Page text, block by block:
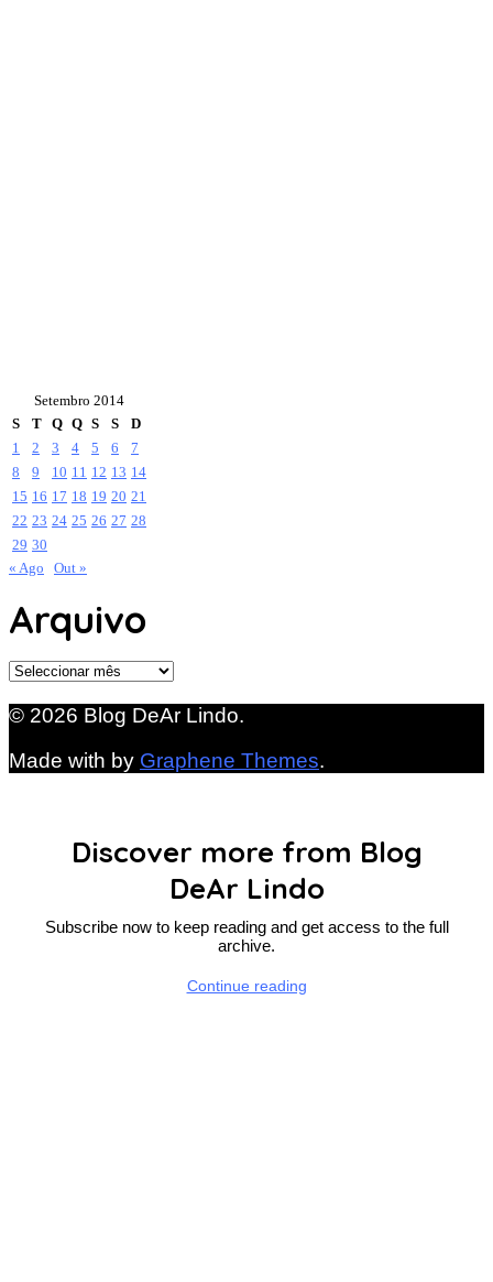
Setembro 2014
S
T Q Q S S
D
1
2 3 4 5 6
7
8
9 10 11 12 13 14
15 16 17 18 19 20 21
22 23 24 25 26 27 28
29 30
« Ago
Out »
Arquivo
Arquivo
© 2026 Blog DeAr Lindo.
Made with by Graphene Themes.
Discover more from Blog
DeAr Lindo
Subscribe now to keep reading and get access to the full
archive.
Continue reading